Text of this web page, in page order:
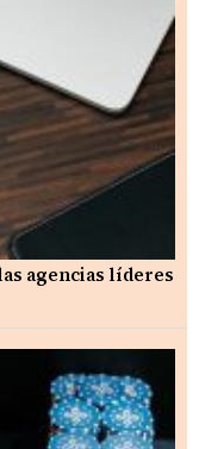
agencias líderes